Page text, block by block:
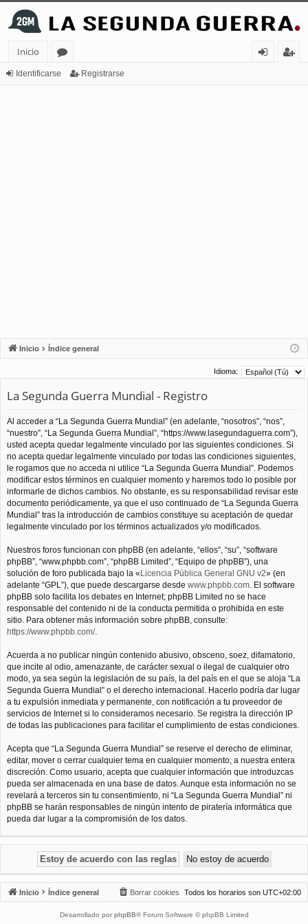
Inicio
or
Identificarse Registrarse
Inicio Índice general
Idioma:
La Segunda Guerra Mundial - Registro
Al acceder a “La Segunda Guerra Mundial” (en adelante, “nosotros”, “nos”,
“nuestro”, “La Segunda Guerra Mundial”, “https://www.lasegundaguerra.com”),
usted acepta quedar legalmente vinculado por las siguientes condiciones. Si
no acepta quedar legalmente vinculado por todas las condiciones siguientes,
le rogamos que no acceda ni utilice “La Segunda Guerra Mundial”. Podemos
modificar estos términos en cualquier momento y haremos todo lo posible por
informarle de dichos cambios. No obstante, es su responsabilidad revisar este
documento periódicamente, ya que el uso continuado de “La Segunda Guerra
Mundial” tras la introducción de cambios constituye su aceptación de quedar
legalmente vinculado por los términos actualizados y/o modificados.
Nuestros foros funcionan con phpBB (en adelante, “ellos”, “su”, “software
phpBB”, “www.phpbb.com”, “phpBB Limited”, “Equipo de phpBB”), una
solución de foro publicada bajo la «Licencia Pública General GNU v2» (en
adelante “GPL”), que puede descargarse desde www.phpbb.com. El software
phpBB solo facilita los debates en Internet; phpBB Limited no se hace
responsable del contenido ni de la conducta permitida o prohibida en este
sitio. Para obtener más información sobre phpBB, consulte:
https://www.phpbb.com/.
Acuerda a no publicar ningún contenido abusivo, obsceno, soez, difamatorio,
que incite al odio, amenazante, de carácter sexual o ilegal de cualquier otro
modo, ya sea según la legislación de su país, la del país en el que se aloja “La
Segunda Guerra Mundial” o el derecho internacional. Hacerlo podría dar lugar
a tu expulsión inmediata y permanente, con notificación a tu proveedor de
servicios de Internet si lo consideramos necesario. Se registra la dirección IP
de todas las publicaciones para facilitar el cumplimiento de estas condiciones.
Acepta que “La Segunda Guerra Mundial” se reserve el derecho de eliminar,
editar, mover o cerrar cualquier tema en cualquier momento, a nuestra entera
discreción. Como usuario, acepta que cualquier información que introduzcas
pueda ser almacenada en una base de datos. Aunque esta información no se
revelará a terceros sin tu consentimiento, ni “La Segunda Guerra Mundial” ni
phpBB se harán responsables de ningún intento de piratería informática que
pueda dar lugar a la compromisión de los datos.
Inicio Índice general Todos los horarios son UTC+02:00
Borrar cookies
Desarrollado por phpBB® Forum Software © phpBB Limited